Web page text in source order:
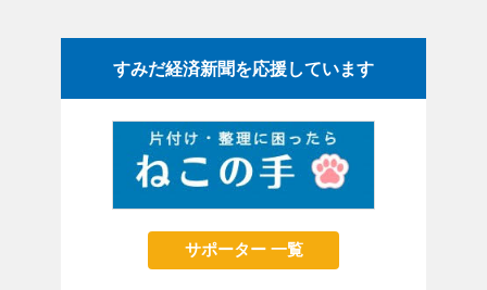
すみだ経済新聞を応援しています
サポーター 一覧